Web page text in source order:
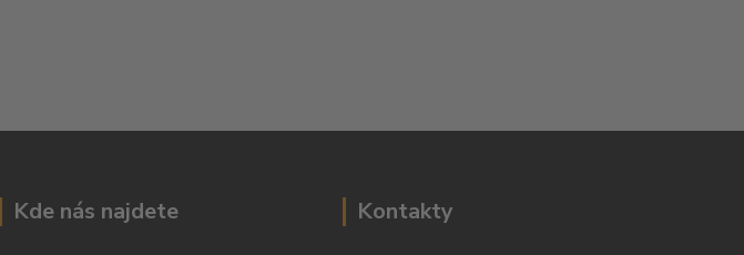
Kde nás najdete Kontakty